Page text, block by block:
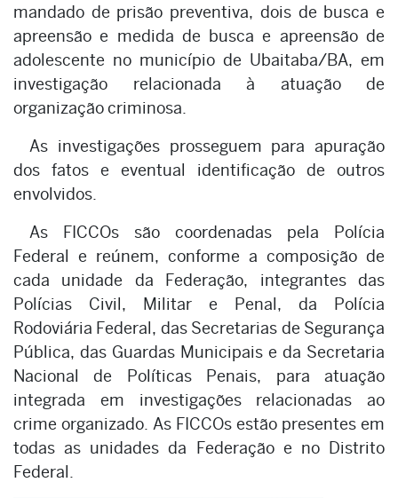
mandado de prisão preventiva, dois de busca e
apreensão e medida de busca e apreensão de
adolescente no município de Ubaitaba/BA, em
investigação relacionada à atuação de
organização criminosa.
As investigações prosseguem para apuração
dos fatos e eventual identificação de outros
envolvidos.
As FICCOs são coordenadas pela Polícia
Federal e reúnem, conforme a composição de
cada unidade da Federação, integrantes das
Polícias Civil, Militar e Penal, da Polícia
Rodoviária Federal, das Secretarias de Segurança
Pública, das Guardas Municipais e da Secretaria
Nacional de Políticas Penais, para atuação
integrada em investigações relacionadas ao
crime organizado. As FICCOs estão presentes em
todas as unidades da Federação e no Distrito
Federal.